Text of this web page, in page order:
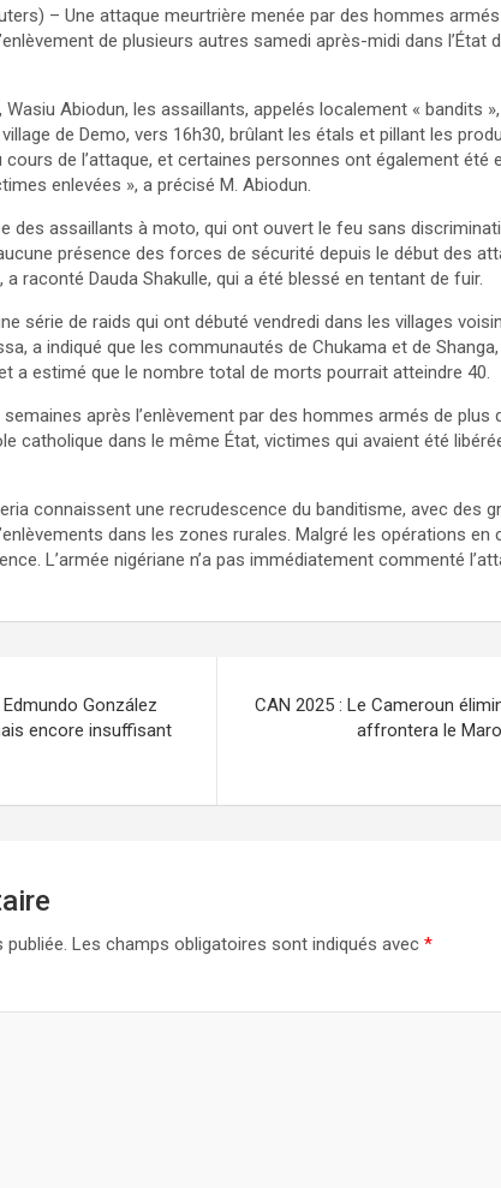
– Une attaque meurtrière menée par des hommes
de plusieurs autres samedi après-midi dans l’État
Abiodun, les assaillants, appelés localement « bandits
de Demo, vers 16h30, brûlant les étals et pillant les
de l’attaque, et certaines personnes ont également été
enlevées », a précisé M. Abiodun.
des assaillants à moto, qui ont ouvert le feu sans
présence des forces de sécurité depuis le début des
raconté Dauda Shakulle, qui a été blessé en tentant de fuir.
série de raids qui ont débuté vendredi dans les villages
a indiqué que les communautés de Chukama et de
a estimé que le nombre total de morts pourrait atteindre 40.
après l’enlèvement par des hommes armés de plus
catholique dans le même État, victimes qui avaient été
connaissent une recrudescence du banditisme, avec des
dans les zones rurales. Malgré les opérations en
L’armée nigériane n’a pas immédiatement commenté
González
encore insuffisant
CAN 2025 : Le Cameroun
affrontera le
Les champs obligatoires sont indiqués avec *